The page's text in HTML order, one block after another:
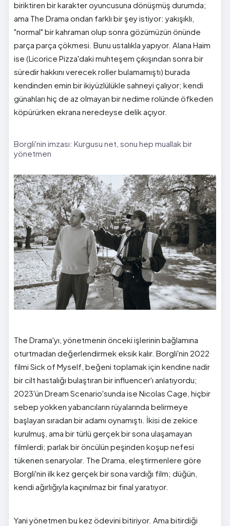
biriktiren bir karakter oyuncusuna dönüşmüş durumda;
ama The Drama ondan farklı bir şey istiyor: yakışıklı,
"normal" bir kahraman olup sonra gözümüzün önünde
parça parça çökmesi. Bunu ustalıkla yapıyor. Alana Haim
ise (Licorice Pizza'daki muhteşem çıkışından sonra bir
süredir hakkını verecek roller bulamamıştı) burada
kendinden emin bir ikiyüzlülükle sahneyi çalıyor; kendi
günahları hiç de az olmayan bir nedime rolünde öfkeden
köpürürken ekrana neredeyse delik açıyor.
Borgli'nin imzası: Kurgusu net, sonu hep muallak bir
yönetmen
The Drama'yı, yönetmenin önceki işlerinin bağlamına
oturtmadan değerlendirmek eksik kalır. Borgli'nin 2022
filmi Sick of Myself, beğeni toplamak için kendine nadir
bir cilt hastalığı bulaştıran bir influencer'ı anlatıyordu;
2023'ün Dream Scenario'sunda ise Nicolas Cage, hiçbir
sebep yokken yabancıların rüyalarında belirmeye
başlayan sıradan bir adamı oynamıştı. İkisi de zekice
kurulmuş, ama bir türlü gerçek bir sona ulaşamayan
filmlerdi; parlak bir öncülün peşinden koşup nefesi
tükenen senaryolar. The Drama, eleştirmenlere göre
Borgli'nin ilk kez gerçek bir sona vardığı film; düğün,
kendi ağırlığıyla kaçınılmaz bir final yaratıyor.
Yani yönetmen bu kez ödevini bitiriyor. Ama bitirdiği